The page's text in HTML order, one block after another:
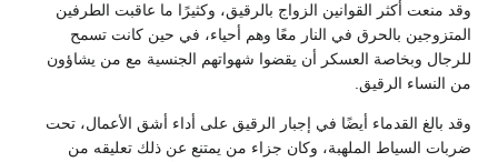
وقد منعت أكثر القوانين الزواج بالرقيق، وكثيرًا ما عاقبت الطرفين
المتزوجين بالحرق في النار معًا وهم أحياء، في حين كانت تسمح
للرجال وبخاصة العسكر أن يقضوا شهواتهم الجنسية مع من يشاؤون
من النساء الرقيق.
وقد بالغ القدماء أيضًا في إجبار الرقيق على أداء أشق الأعمال، تحت
ضربات السياط الملهبة، وكان جزاء من يمتنع عن ذلك تعليقه من